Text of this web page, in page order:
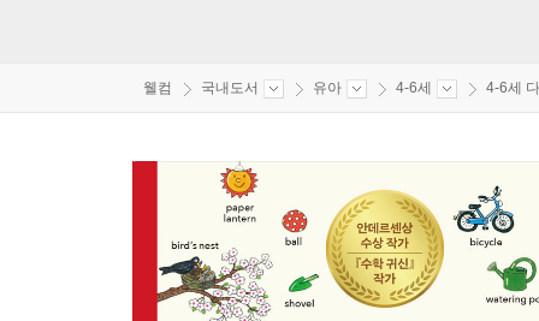
웰컴 국내도서 유아 4-6세 4-6세